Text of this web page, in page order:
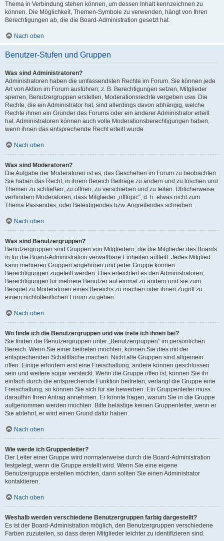
Thema in Verbindung stehen können, um dessen Inhalt kennzeichnen zu
können. Die Möglichkeit, Themen-Symbole zu verwenden, hängt von Ihren
Berechtigungen ab, die die Board-Administration gesetzt hat.
Nach oben
Benutzer-Stufen und Gruppen
Was sind Administratoren?
Administratoren haben die umfassendsten Rechte im Forum. Sie können jede
Art von Aktion im Forum ausführen; z. B. Berechtigungen setzen, Mitglieder
sperren, Benutzergruppen erstellen, Moderationsrechte vergeben usw. Die
Rechte, die ein Administrator hat, sind allerdings davon abhängig, welche
Rechte ihnen ein Gründer des Forums oder ein anderer Administrator erteilt
hat. Administratoren können auch volle Moderationsberechtigungen haben,
wenn ihnen das entsprechende Recht erteilt wurde.
Nach oben
Was sind Moderatoren?
Die Aufgabe der Moderatoren ist es, das Geschehen im Forum zu beobachten.
Sie haben das Recht, in ihrem Bereich Beiträge zu ändern und zu löschen und
Themen zu schließen, zu öffnen, zu verschieben und zu teilen. Üblicherweise
verhindern Moderatoren, dass Mitglieder „offtopic“, d. h. etwas nicht zum
Thema Passendes, oder Beleidigendes bzw. Angreifendes schreiben.
Nach oben
Was sind Benutzergruppen?
Benutzergruppen sind Gruppen von Mitgliedern, die die Mitglieder des Boards
in für die Board-Administration verwaltbare Einheiten aufteilt. Jedes Mitglied
kann mehreren Gruppen angehören und jeder Gruppe können
Berechtigungen zugeteilt werden. Dies erleichtert es den Administratoren,
Berechtigungen für mehrere Benutzer auf einmal zu ändern und sie zum
Beispiel zu Moderatoren eines Bereichs zu machen oder ihnen Zugriff zu
einem nichtöffentlichen Forum zu geben.
Nach oben
Wo finde ich die Benutzergruppen und wie trete ich ihnen bei?
Sie finden die Benutzergruppen unter „Benutzergruppen“ im persönlichen
Bereich. Wenn Sie einer beitreten möchten, können Sie dies mit der
entsprechenden Schaltfläche machen. Nicht alle Gruppen sind allgemein
offen. Einige erfordern erst eine Freischaltung, andere können geschlossen
sein und weitere sogar versteckt. Wenn die Gruppe offen ist, können Sie ihr
einfach durch die entsprechende Funktion beitreten; verlangt die Gruppe eine
Freischaltung, so können Sie sich für sie bewerben. Ein Gruppenleiter muss
daraufhin Ihren Antrag annehmen. Er könnte fragen, warum Sie in die Gruppe
aufgenommen werden möchten. Bitte belästige keinen Gruppenleiter, wenn er
Sie ablehnt, er wird einen Grund dafür haben.
Nach oben
Wie werde ich Gruppenleiter?
Der Leiter einer Gruppe wird normalerweise durch die Board-Administration
festgelegt, wenn die Gruppe erstellt wird. Wenn Sie eine eigene
Benutzergruppe erstellen möchten, dann sollten Sie einen Administrator
kontaktieren.
Nach oben
Weshalb werden verschiedene Benutzergruppen farbig dargestellt?
Es ist der Board-Administration möglich, den Benutzergruppen verschiedene
Farben zuzuteilen, so dass deren Mitglieder leichter zu identifizieren sind.